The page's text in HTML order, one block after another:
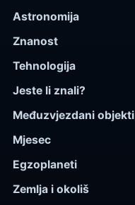
Astronomija
Znanost
Tehnologija
Jeste li znali?
Međuzvjezdani objekti
Mjesec
Egzoplaneti
Zemlja i okoliš